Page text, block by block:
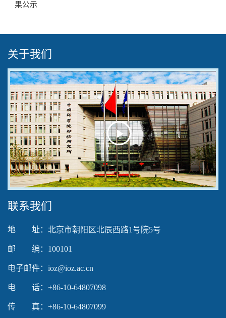
果公示
关于我们
Play
Video
联系我们
地 址：北京市朝阳区北辰西路1号院5号
邮 编：100101
电子邮件：ioz@ioz.ac.cn
电 话：+86-10-64807098
传 真：+86-10-64807099